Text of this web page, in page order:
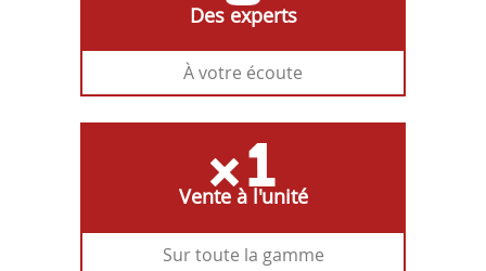
Des experts
À votre écoute
Vente à l'unité
Sur toute la gamme